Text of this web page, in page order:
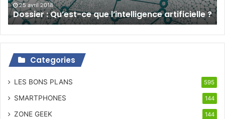
25 avril 2018
Dossier : Qu’est-ce que l’intelligence artificielle ?
Categories
LES BONS PLANS 595
SMARTPHONES 144
ZONE GEEK 144